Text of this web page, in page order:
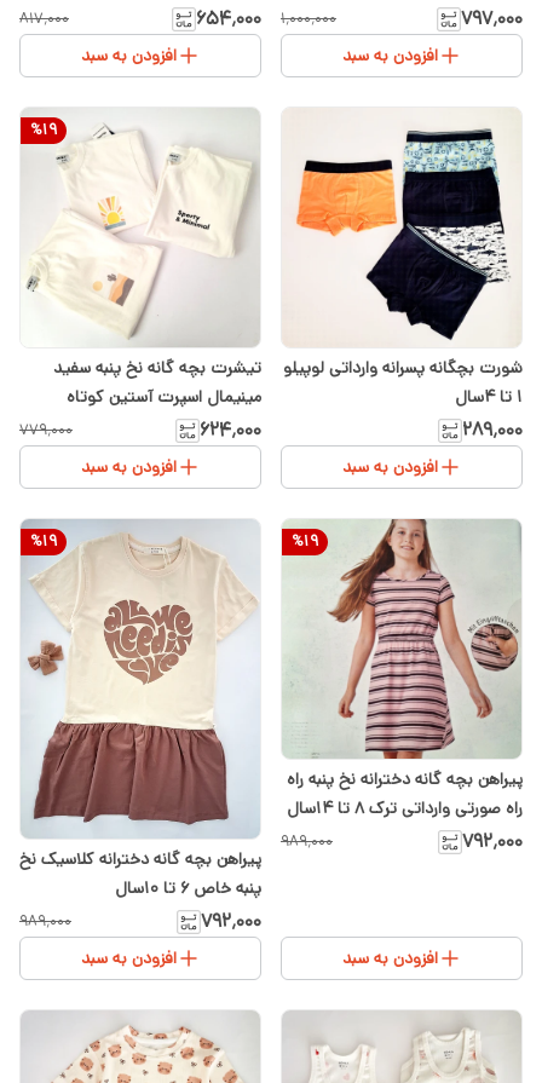
۷۹۷٬۰۰۰ ۱٬۰۰۰٬۰۰۰
افزودن به سبد
۶۵۴٬۰۰۰ ۸۱۷٬۰۰۰
افزودن به سبد
شورت بچگانه پسرانه وارداتی لوپیلو
۱ تا ۴سال
۲۸۹٬۰۰۰
افزودن به سبد
%19
تیشرت بچه گانه نخ پنبه سفید
مینیمال اسپرت آستین کوتاه
۶۲۴٬۰۰۰ ۷۷۹٬۰۰۰
افزودن به سبد
%19
پیراهن بچه گانه دخترانه نخ پنبه راه
راه صورتی وارداتی ترک ۸ تا ۱۴سال
۷۹۲٬۰۰۰ ۹۸۹٬۰۰۰
افزودن به سبد
%19
پیراهن بچه گانه دخترانه کلاسیک نخ
پنبه خاص ۶ تا ۱۰سال
۷۹۲٬۰۰۰ ۹۸۹٬۰۰۰
افزودن به سبد